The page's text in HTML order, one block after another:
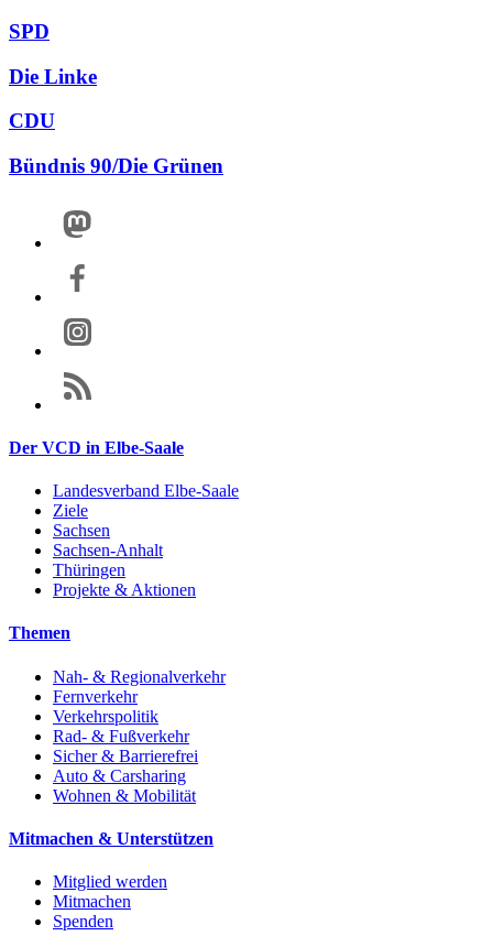
SPD
Die Linke
CDU
Bündnis 90/Die Grünen
Der VCD in Elbe-Saale
Landesverband Elbe-Saale
Ziele
Sachsen
Sachsen-Anhalt
Thüringen
Projekte & Aktionen
Themen
Nah- & Regionalverkehr
Fernverkehr
Verkehrspolitik
Rad- & Fußverkehr
Sicher & Barrierefrei
Auto & Carsharing
Wohnen & Mobilität
Mitmachen & Unterstützen
Mitglied werden
Mitmachen
Spenden